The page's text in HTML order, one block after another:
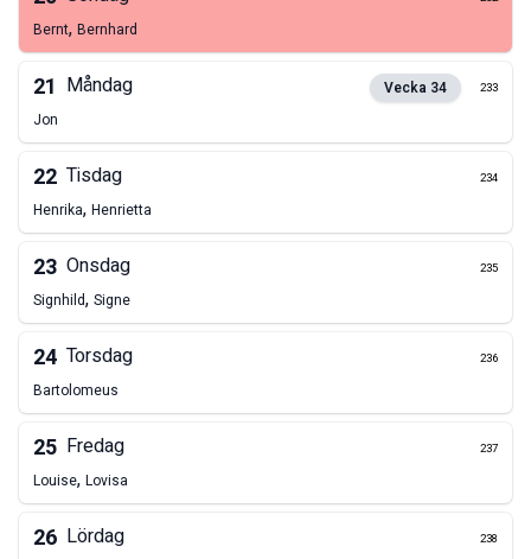
Bernt, Bernhard
21 Måndag Vecka 34 233
Jon
22 Tisdag 234
Henrika, Henrietta
23 Onsdag 235
Signhild, Signe
24 Torsdag 236
Bartolomeus
25 Fredag 237
Louise, Lovisa
26 Lördag 238